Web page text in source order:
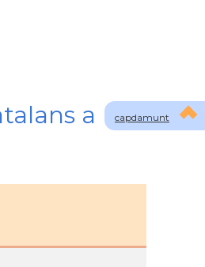
capdamunt
a